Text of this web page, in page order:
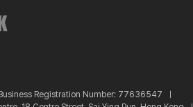
Registration Number: 77636547 ㅣ